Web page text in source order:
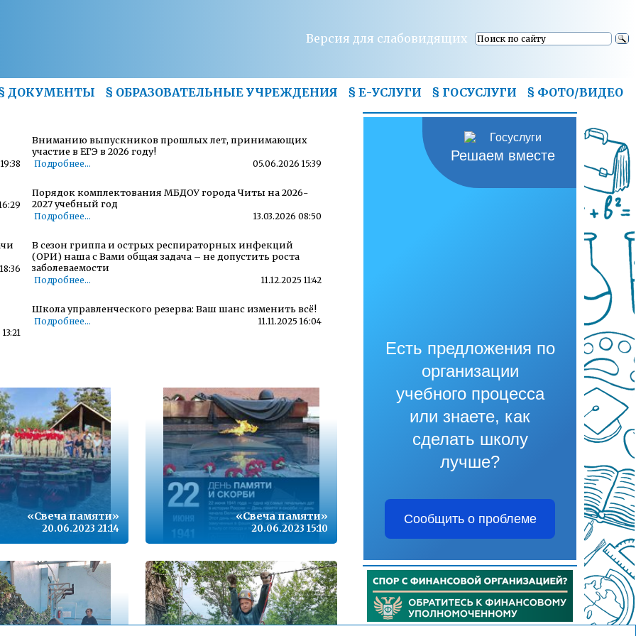
Версия для слабовидящих
ДОКУМЕНТЫ § ОБРАЗОВАТЕЛЬНЫЕ УЧРЕЖДЕНИЯ § Е-УСЛУГИ § ГОСУСЛУГИ § ФОТО/ВИДЕО
Вниманию выпускников прошлых лет, принимающих
участие в ЕГЭ в 2026 году!
Подробнее... 05.06.2026 15:39
Порядок комплектования МБДОУ города Читы на 2026-
2027 учебный год
Подробнее... 13.03.2026 08:50
В сезон гриппа и острых респираторных инфекций
(ОРИ) наша с Вами общая задача – не допустить роста
заболеваемости
Подробнее... 11.12.2025 11:42
Школа управленческого резерва: Ваш шанс изменить всё!
Подробнее... 11.11.2025 16:04
Телефон горячей линии по вопросам организации и
проведения государственной итоговой аттестации по
образовательным программам основного общего
образования и среднего общего образования - 35-30-21
Подробнее... 15.10.2021 13:17
Горячая линия по вопросам школьного образования – 35-
30-21
Подробнее... 24.09.2020 13:09
«Свеча памяти»
20.06.2023 21:14
«Свеча памяти»
20.06.2023 15:10
Решаем вместе
Есть предложения по
организации
учебного процесса
или знаете, как
сделать школу
лучше?
Сообщить о проблеме